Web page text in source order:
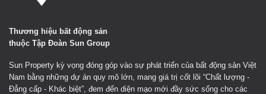
Thương hiệu bất động sản
thuộc Tập Đoàn Sun Group
Sun Property kỳ vọng đóng góp vào sự phát triển của bất động sản Việt
Nam bằng những dự án quy mô lớn, mang giá trị cốt lõi “Chất lượng -
Đẳng cấp - Khác biệt”, đem đến diện mạo mới đầy sức sống cho các